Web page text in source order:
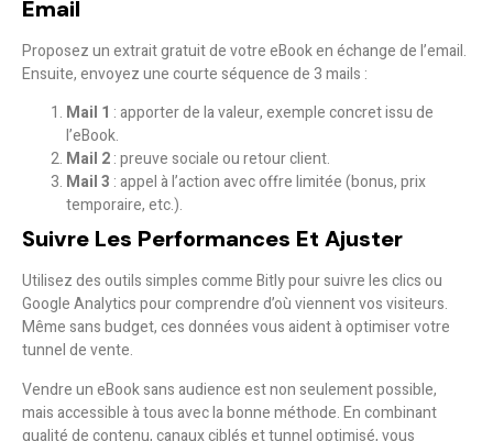
Email
Proposez unextrait gratuitde votre eBook en échange de l’email.
Ensuite, envoyez une courte séquence de 3 mails :
Mail 1 : apporter de la valeur, exemple concret issu de
l’eBook.
Mail 2: preuve sociale ou retour client.
Mail 3 : appel à l’action avec offre limitée (bonus, prix
temporaire, etc.).
Suivre Les Performances Et Ajuster
Utilisez des outils simples commeBitlypour suivre les clics ou
Google Analyticspour comprendre d’où viennent vos visiteurs.
Même sans budget, ces données vous aident à optimiser votre
tunnel de vente.
Vendre un eBook sans audience est non seulement possible,
mais accessible à tous avec la bonne méthode. En combinant
qualité de contenu, canaux ciblés et tunnel optimisé, vous